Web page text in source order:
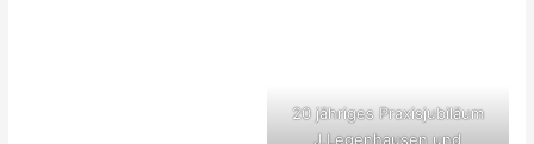
20 jähriges Praxisjubiläum
J.Legenhausen und